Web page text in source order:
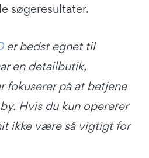
søgeresultater.
er bedst egnet til
en detailbutik,
fokuserer på at betjene
Hvis du kun opererer
ikke være så vigtigt for